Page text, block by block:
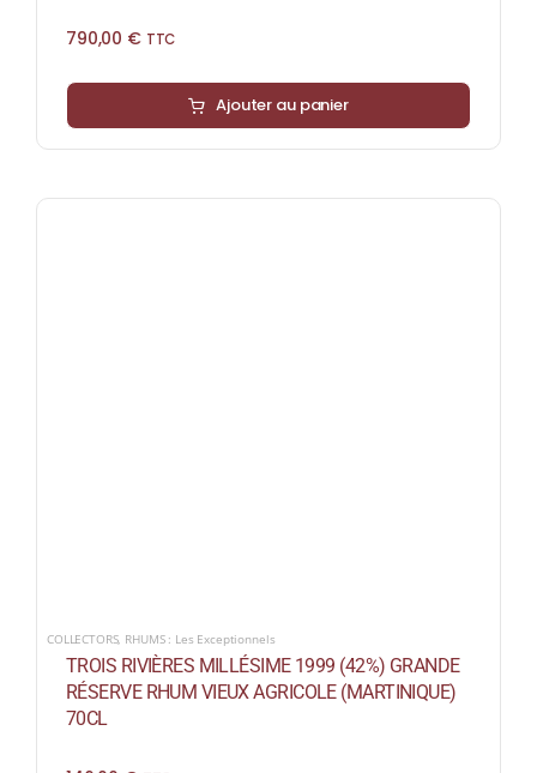
790,00 € TTC
Ajouter au panier
COLLECTORS, RHUMS : Les Exceptionnels
TROIS RIVIÈRES MILLÉSIME 1999 (42%) GRANDE
RÉSERVE RHUM VIEUX AGRICOLE (MARTINIQUE)
70CL